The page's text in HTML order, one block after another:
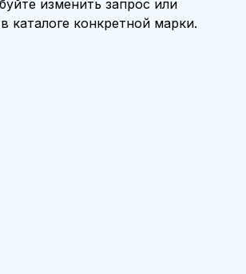
изменить запрос или
каталоге конкретной марки.